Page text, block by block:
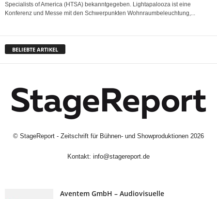
Specialists of America (HTSA) bekanntgegeben. Lightapalooza ist eine
Konferenz und Messe mit den Schwerpunkten Wohnraumbeleuchtung,...
BELIEBTE ARTIKEL
© StageReport - Zeitschrift für Bühnen- und Showproduktionen 2026
Kontakt: info@stagereport.de
Aventem GmbH – Audiovisuelle